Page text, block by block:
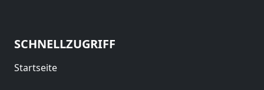
SCHNELLZUGRIFF
Startseite